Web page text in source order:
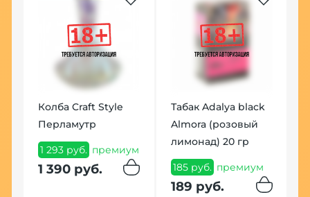
Колба Craft Style
Перламутр
1 293 руб. премиум
1 390 руб.
Табак Adalya black
Almora (розовый
лимонад) 20 гр
185 руб. премиум
189 руб.